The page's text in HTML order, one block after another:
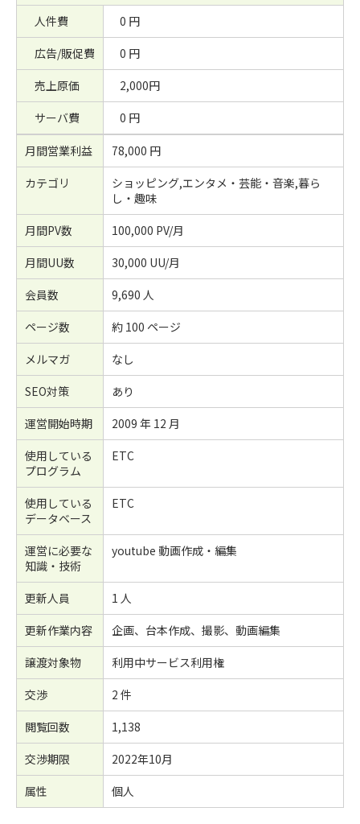
人件費
0 円
広告/販促費
0 円
売上原価
2,000円
サーバ費
0 円
月間営業利益
78,000 円
カテゴリ
ショッピング,エンタメ・芸能・音楽,暮ら
し・趣味
月間PV数
100,000 PV/月
月間UU数
30,000 UU/月
会員数
9,690 人
ページ数
約 100 ページ
メルマガ
なし
SEO対策
あり
運営開始時期
2009 年 12 月
使用している
プログラム
ETC
使用している
データベース
ETC
運営に必要な
知識・技術
youtube 動画作成・編集
更新人員
1 人
更新作業内容
企画、台本作成、撮影、動画編集
譲渡対象物
利用中サービス利用権
交渉
2 件
閲覧回数
1,138
交渉期限
2022年10月
属性
個人